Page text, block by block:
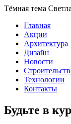
Тёмная тема
Главная
Акции
Архитектура
Дизайн
Новости
Технологии
Контакты
Будьте в